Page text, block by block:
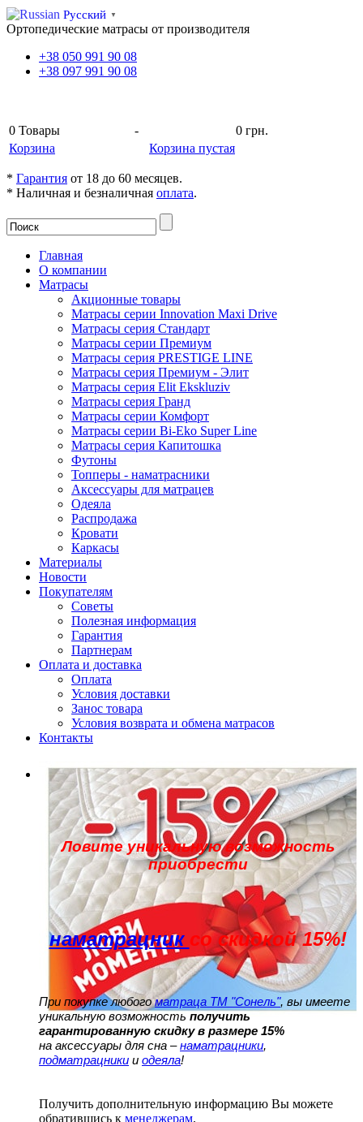
Русский ▼
Ортопедические матрасы от производителя
+38 050 991 90 08
+38 097 991 90 08
0 Товары -
0 грн.
Корзина
Корзина пустая
* Гарантия от 18 до 60 месяцев.
* Наличная и безналичная оплата.
Главная
О компании
Матрасы
Акционные товары
Матрасы серии Innovation Maxi Drive
Матрасы серия Стандарт
Матрасы серии Премиум
Матрасы серия PRESTIGE LINE
Матрасы серия Премиум - Элит
Матрасы серия Elit Ekskluziv
Матрасы серия Гранд
Матрасы серии Комфорт
Матрасы серии Bi-Eko Super Line
Матрасы серия Капитошка
Футоны
Топперы - наматрасники
Аксессуары для матрацев
Одеяла
Распродажа
Кровати
Каркасы
Материалы
Новости
Покупателям
Советы
Полезная информация
Гарантия
Партнерам
Оплата и доставка
Оплата
Условия доставки
Занос товара
Условия возврата и обмена матрасов
Контакты
Ловите уникальную возможность
приобрести
наматрацник со скидкой 15%!
При покупке любогоматраца ТМ "Сонель", вы имеете
уникальную возможность получить
гарантированную скидку в размере 15%
на аксессуары для сна –наматрацники,
подматрацники и одеяла!
Получить дополнительную информацию Вы можете
обратившись к менеджерам.